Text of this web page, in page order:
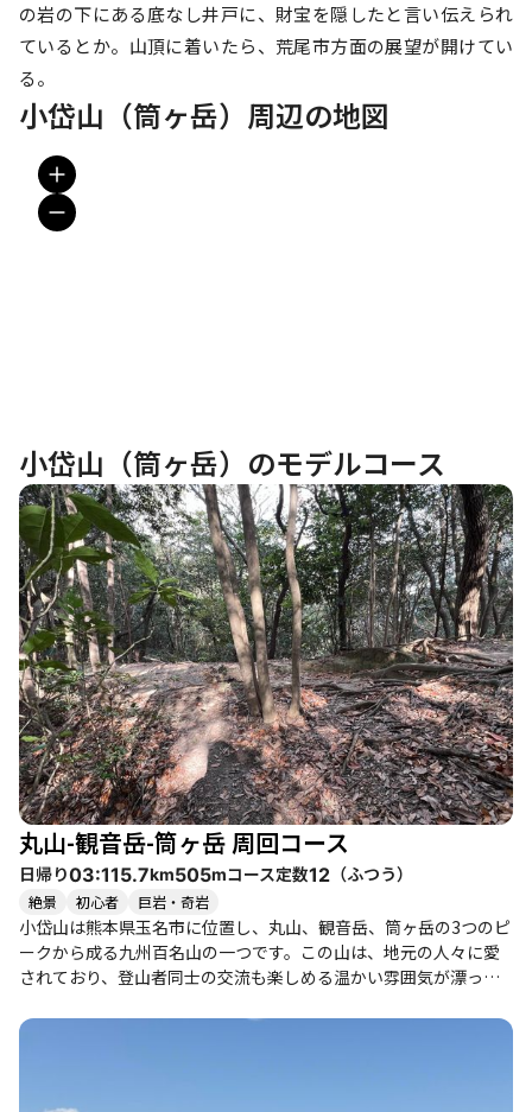
の岩の下にある底なし井戸に、財宝を隠したと言い伝えられ
ているとか。山頂に着いたら、荒尾市方面の展望が開けてい
る。
小岱山（筒ヶ岳）周辺の地図
小岱山（筒ヶ岳）のモデルコース
丸山-観音岳-筒ヶ岳 周回コース
日帰り03:115.7km505mコース定数12 （ふつう）
絶景 初心者 巨岩・奇岩
小岱山は熊本県玉名市に位置し、丸山、観音岳、筒ヶ岳の3つのピ
ークから成る九州百名山の一つです。この山は、地元の人々に愛
されており、登山者同士の交流も楽しめる温かい雰囲気が漂って
むことができます。特に、丸山から観音岳への道は緩やかで、途